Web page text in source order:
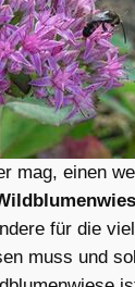
mag, einen
für die
muss und